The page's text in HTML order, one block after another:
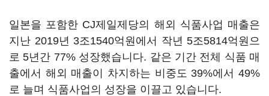
일본을 포함한 CJ제일제당의 해외 식품사업 매출은
지난 2019년 3조1540억원에서 작년 5조5814억원으
로 5년간 77% 성장했습니다. 같은 기간 전체 식품 매
출에서 해외 매출이 차지하는 비중도 39%에서 49%
로 늘며 식품사업의 성장을 이끌고 있습니다.